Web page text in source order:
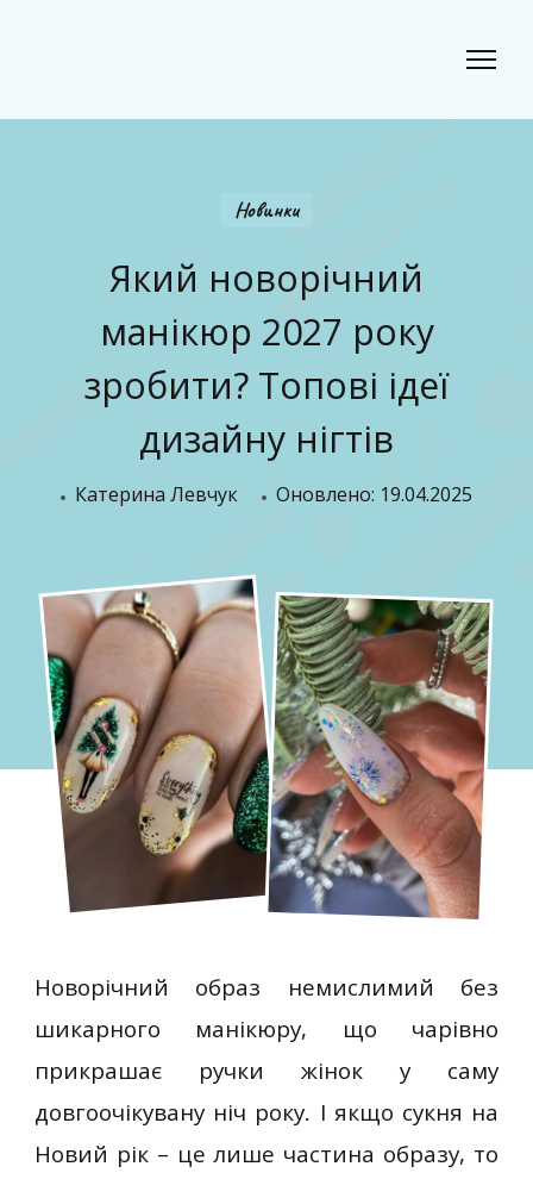
Новинки
Який новорічний
манікюр 2027 року
зробити? Топові ідеї
дизайну нігтів
Катерина Левчук Оновлено: 19.04.2025
Новорічний образ немислимий без
шикарного манікюру, що чарівно
прикрашає ручки жінок у саму
довгоочікувану ніч року. І якщо сукня на
Новий рік – це лише частина образу, то